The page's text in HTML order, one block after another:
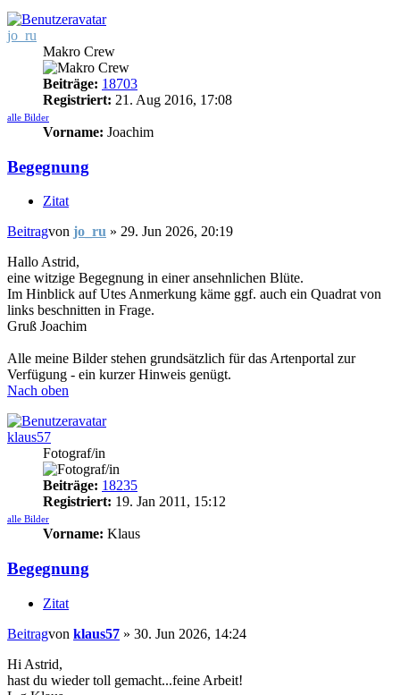
jo_ru
Makro Crew
Beiträge: 18703
Registriert: 21. Aug 2016, 17:08
alle Bilder
Vorname: Joachim
Begegnung
Zitat
Beitragvon jo_ru » 29. Jun 2026, 20:19
Hallo Astrid,
eine witzige Begegnung in einer ansehnlichen Blüte.
Im Hinblick auf Utes Anmerkung käme ggf. auch ein Quadrat von
links beschnitten in Frage.
Gruß Joachim
Alle meine Bilder stehen grundsätzlich für das Artenportal zur
Verfügung - ein kurzer Hinweis genügt.
Nach oben
klaus57
Fotograf/in
Beiträge: 18235
Registriert: 19. Jan 2011, 15:12
alle Bilder
Vorname: Klaus
Begegnung
Zitat
Beitragvon klaus57 » 30. Jun 2026, 14:24
Hi Astrid,
hast du wieder toll gemacht...feine Arbeit!